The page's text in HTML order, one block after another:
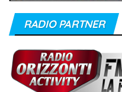
RADIO PARTNER